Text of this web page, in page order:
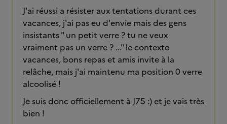
J'ai réussi a résister aux tentations durant ces
vacances, j'ai pas eu d'envie mais des gens
insistants " un petit verre ? tu ne veux
vraiment pas un verre ? ..." le contexte
vacances, bons repas et amis invite à la
relâche, mais j'ai maintenu ma position 0 verre
alcoolisé !
Je suis donc officiellement à J75 :) et je vais très
bien !